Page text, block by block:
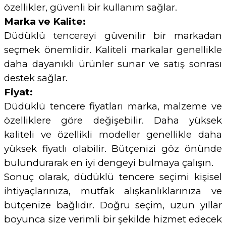
özellikler, güvenli bir kullanım sağlar.
Marka ve Kalite:
Düdüklü tencereyi güvenilir bir markadan
seçmek önemlidir. Kaliteli markalar genellikle
daha dayanıklı ürünler sunar ve satış sonrası
destek sağlar.
Fiyat:
Düdüklü tencere fiyatları marka, malzeme ve
özelliklere göre değişebilir. Daha yüksek
kaliteli ve özellikli modeller genellikle daha
yüksek fiyatlı olabilir. Bütçenizi göz önünde
bulundurarak en iyi dengeyi bulmaya çalışın.
Sonuç olarak, düdüklü tencere seçimi kişisel
ihtiyaçlarınıza, mutfak alışkanlıklarınıza ve
bütçenize bağlıdır. Doğru seçim, uzun yıllar
boyunca size verimli bir şekilde hizmet edecek